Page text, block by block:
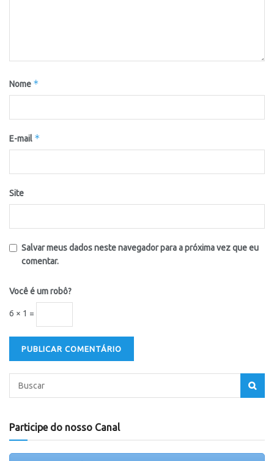
Nome *
E-mail *
Site
Salvar meus dados neste navegador para a próxima vez que eu
comentar.
Você é um robô?
6 × 1 =
Participe do nosso Canal